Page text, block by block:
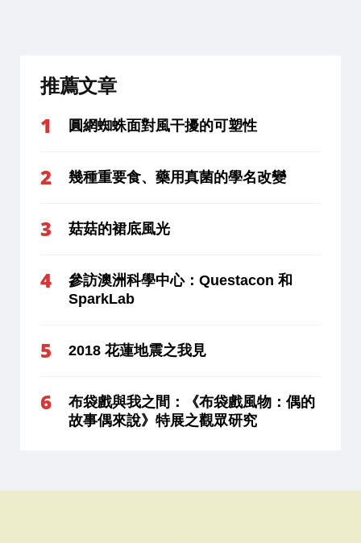
推薦文章
圓網蜘蛛面對風干擾的可塑性
幾種重要食、藥用真菌的學名改變
菇菇的裙底風光
參訪澳洲科學中心：Questacon 和
SparkLab
2018 花蓮地震之我見
布袋戲與我之間：《布袋戲風物：偶的
故事偶來說》特展之觀眾研究